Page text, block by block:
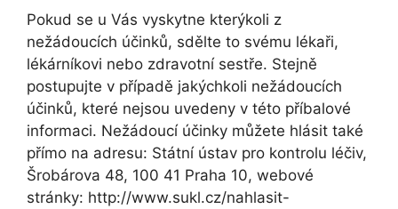
Pokud se u Vás vyskytne kterýkoli z
nežádoucích účinků, sdělte to svému lékaři,
lékárníkovi nebo zdravotní sestře. Stejně
postupujte v případě jakýchkoli nežádoucích
účinků, které nejsou uvedeny v této příbalové
informaci. Nežádoucí účinky můžete hlásit také
přímo na adresu: Státní ústav pro kontrolu léčiv,
Šrobárova 48, 100 41 Praha 10, webové
stránky: http://www.sukl.cz/nahlasit-